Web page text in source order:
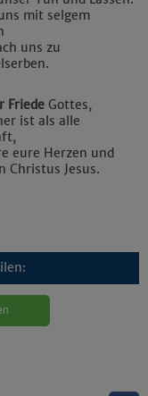
mit selgem
uns zu
Friede Gottes,
ist als alle
eure Herzen und
Christus Jesus.